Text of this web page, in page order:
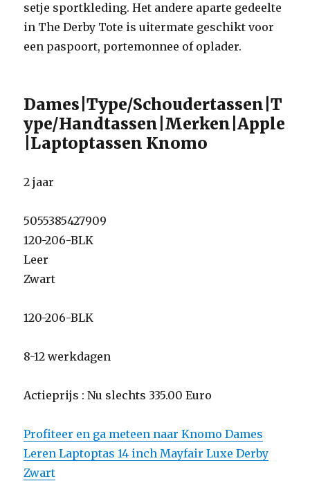
setje sportkleding. Het andere aparte gedeelte
in The Derby Tote is uitermate geschikt voor
een paspoort, portemonnee of oplader.
Dames|Type/Schoudertassen|T
ype/Handtassen|Merken|Apple
|Laptoptassen Knomo
2 jaar
5055385427909
120-206-BLK
Leer
Zwart
120-206-BLK
8-12 werkdagen
Actieprijs : Nu slechts 335.00 Euro
Profiteer en ga meteen naar Knomo Dames
Leren Laptoptas 14 inch Mayfair Luxe Derby
Zwart